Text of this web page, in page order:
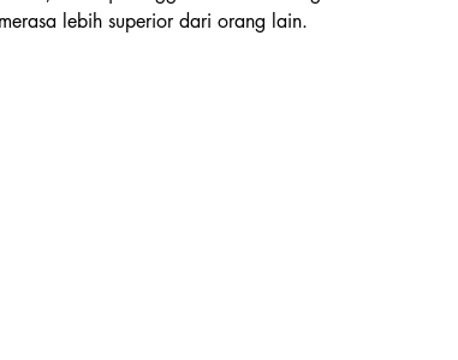
lebih superior dari orang lain.